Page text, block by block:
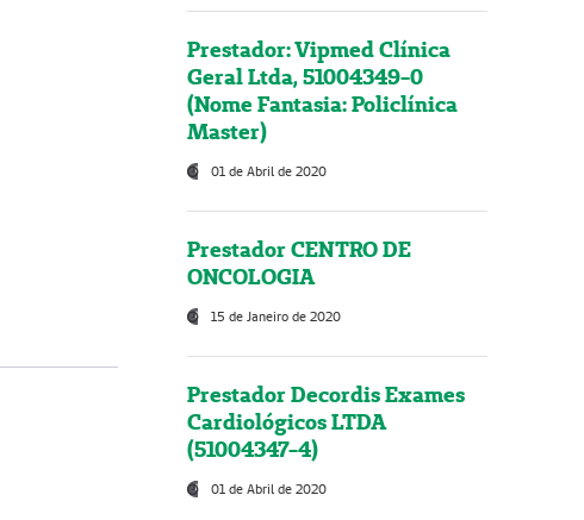
Prestador: Vipmed Clínica
Geral Ltda, 51004349-0
(Nome Fantasia: Policlínica
Master)
01 de Abril de 2020
Prestador CENTRO DE
ONCOLOGIA
15 de Janeiro de 2020
Prestador Decordis Exames
Cardiológicos LTDA
(51004347-4)
01 de Abril de 2020